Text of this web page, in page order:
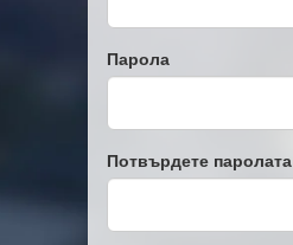
Парола
Потвърдете паролата